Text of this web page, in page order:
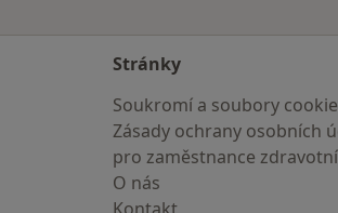
Stránky
Soukromí a soubory
Zásady ochrany osobních
pro zaměstnance
O nás